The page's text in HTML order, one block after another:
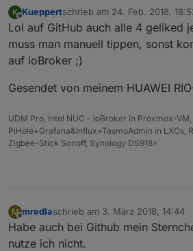
K
Offline
Kueppertschrieb am 24. Feb. 2018,
zuletzt editiert von
Lol auf GitHub auch alle 4 geliked
muss man manuell tippen, sonst
auf ioBroker ;)
Gesendet von meinem HUAWEI
UDM Pro, Intel NUC - ioBroker in Proxmox-VM,
PiHole+Grafana&Influx+TasmoAdmin in LXCs,
Zigbee-Stick Sonoff, Synology DS918+
M
Offline
mredlaschrieb am 3. März 2018, 14:44
zuletzt editiert von
Habe auch bei Github mein
nutze ich nicht.